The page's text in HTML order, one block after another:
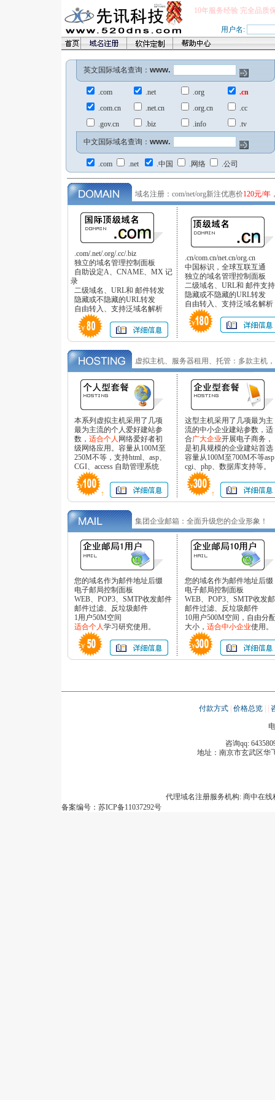
10年服务经验 完全品质
用户名:
英文国际域名查询： www.
.com .net .org
.cn
.com.cn
.net.cn .org.cn
.cc
.gov.cn
.biz .info .tv
中文国际域名查询： www.
.com .net .中国 .网络 .公司
域名注册：com/net/org新注优惠价120元/年
.com/.net/.org/.cc/.biz
独立的域名管理控制面板
自助设定A、CNAME、MX 记
录
二级域名、URL和 邮件转发
隐藏或不隐藏的URL转发
自由转入、支持泛域名解析
.cn/com.cn/net.cn/org.cn
中国标识，全球互联互通
独立的域名管理控制面板
二级域名、URL和 邮件支持
隐藏或不隐藏的URL转发
自由转入、支持泛域名解析
虚拟主机、服务器租用、托管：多款主机
本系列虚拟主机采用了几项
最为主流的个人爱好建站参
数， 适合个人 网络爱好者初
级网络应用。容量从100M至
250M不等，支持html、asp、
CGI、access 自助管理系统
↑
这型主机采用了几项最为主
流的中小企业建站参数，适
合广大企业开展电子商务，
是初具规模的企业建站首选
容量从100M至700M不等asp
cgi、php、数据库支持等。
↑
集团企业邮箱：全面升级您的企业形象！
您的域名作为邮件地址后缀
电子邮局控制面板
WEB、POP3、SMTP收发邮件
邮件过滤、反垃圾邮件
1用户50M空间
适合个人学习研究使用。
您的域名作为邮件地址后缀
电子邮局控制面板
WEB、POP3、SMTP收发
邮件过滤、反垃圾邮件
10用户500M空间，自由分
大小， 适合中小企业使用。
付款方式 价格总览
咨询qq:
地址： 南京市玄武区华
代理域名注册服务机构: 商中在
备案编号：苏ICP备11037292号